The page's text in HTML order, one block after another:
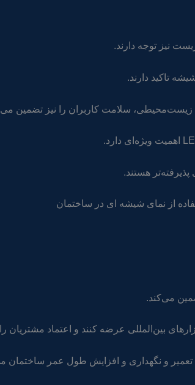
نیز توجه دارند.
سلامت کاربران را نیز تضمین
هستند.
می‌کند.
بین‌المللی عرضه کنند و اعتماد مشتریان
تعمیر و نگهداری و افزایش طول عمر ساختمان